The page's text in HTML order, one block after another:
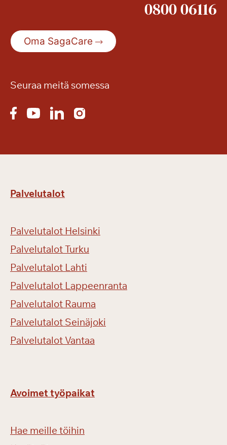
0800 06116
Oma SagaCare
Seuraa meitä somessa
Palvelutalot
Palvelutalot Helsinki
Palvelutalot Turku
Palvelutalot Lahti
Palvelutalot Lappeenranta
Palvelutalot Rauma
Palvelutalot Seinäjoki
Palvelutalot Vantaa
Avoimet työpaikat
Hae meille töihin